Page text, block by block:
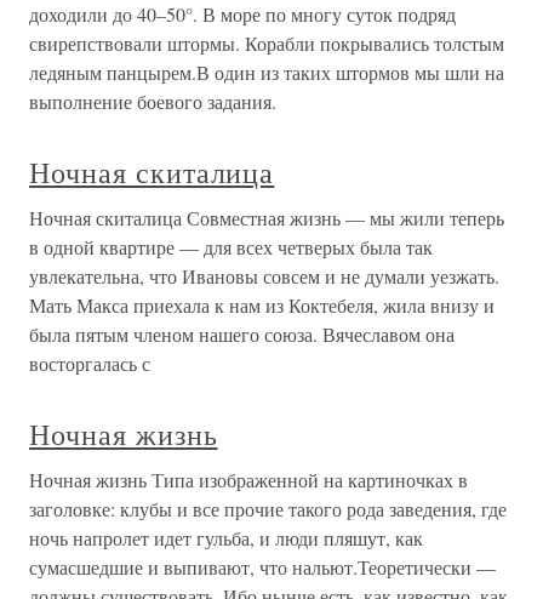
доходили до 40–50°. В море по многу суток подряд
свирепствовали штормы. Корабли покрывались толстым
ледяным панцырем.В один из таких штормов мы шли на
выполнение боевого задания.
Ночная скиталица
Ночная скиталица Совместная жизнь — мы жили теперь
в одной квартире — для всех четверых была так
увлекательна, что Ивановы совсем и не думали уезжать.
Мать Макса приехала к нам из Коктебеля, жила внизу и
была пятым членом нашего союза. Вячеславом она
восторгалась с
Ночная жизнь
Ночная жизнь Типа изображенной на картиночках в
заголовке: клубы и все прочие такого рода заведения, где
ночь напролет идет гульба, и люди пляшут, как
сумасшедшие и выпивают, что нальют.Теоретически —